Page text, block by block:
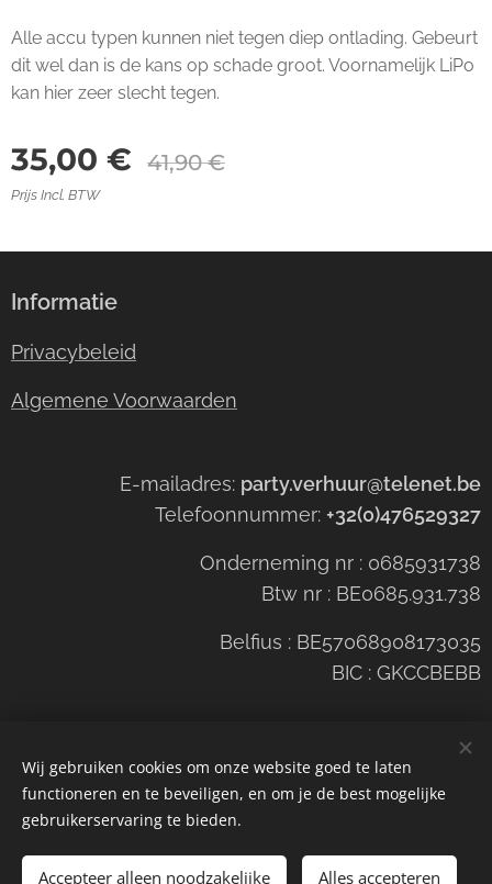
Alle accu typen kunnen niet tegen diep ontlading. Gebeurt
dit wel dan is de kans op schade groot. Voornamelijk LiPo
kan hier zeer slecht tegen.
35,00 € 41,90€
Prijs Incl. BTW
Niet in voorraad
Informatie
Privacybeleid
Algemene Voorwaarden
E-mailadres: party.verhuur@telenet.be
Telefoonnummer: +32(0)476529327
Onderneming nr : 0685931738
Btw nr : BE0685.931.738
Belfius : BE57068908173035
BIC : GKCCBEBB
Cookies
Wij gebruiken cookies om onze website goed te laten
functioneren en te beveiligen, en om je de best mogelijke
gebruikerservaring te bieden.
Accepteer alleen noodzakelijke Alles accepteren